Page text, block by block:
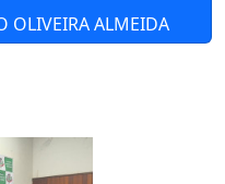
OLIVEIRA ALMEIDA